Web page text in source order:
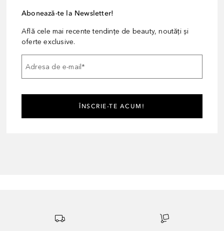
Abonează-te la Newsletter!
Află cele mai recente tendințe de beauty, noutăți și
oferte exclusive.
Adresa de e-mail *
ÎNSCRIE-TE ACUM!